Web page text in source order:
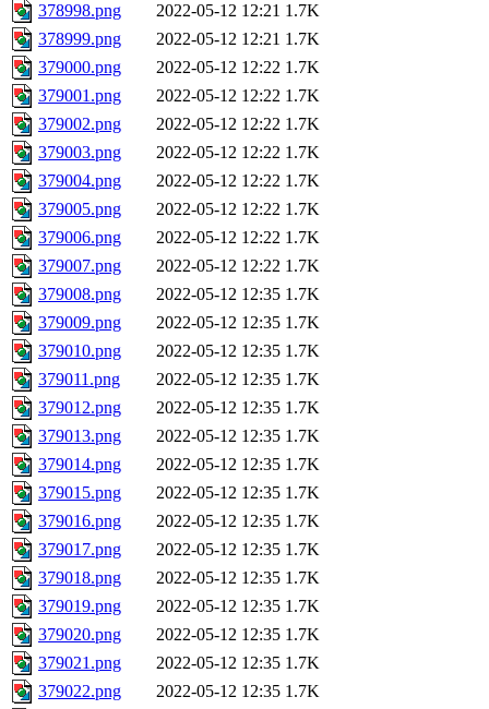
378998.png
2022-05-12 12:21 1.7K
378999.png
2022-05-12 12:21 1.7K
379000.png
2022-05-12 12:22 1.7K
379001.png
2022-05-12 12:22 1.7K
379002.png
2022-05-12 12:22 1.7K
379003.png
2022-05-12 12:22 1.7K
379004.png
2022-05-12 12:22 1.7K
379005.png
2022-05-12 12:22 1.7K
379006.png
2022-05-12 12:22 1.7K
379007.png
2022-05-12 12:22 1.7K
379008.png
2022-05-12 12:35 1.7K
379009.png
2022-05-12 12:35 1.7K
379010.png
2022-05-12 12:35 1.7K
379011.png
2022-05-12 12:35 1.7K
379012.png
2022-05-12 12:35 1.7K
379013.png
2022-05-12 12:35 1.7K
379014.png
2022-05-12 12:35 1.7K
379015.png
2022-05-12 12:35 1.7K
379016.png
2022-05-12 12:35 1.7K
379017.png
2022-05-12 12:35 1.7K
379018.png
2022-05-12 12:35 1.7K
379019.png
2022-05-12 12:35 1.7K
379020.png
2022-05-12 12:35 1.7K
379021.png
2022-05-12 12:35 1.7K
379022.png
2022-05-12 12:35 1.7K